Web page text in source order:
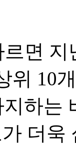
면
위 10
하는
더욱